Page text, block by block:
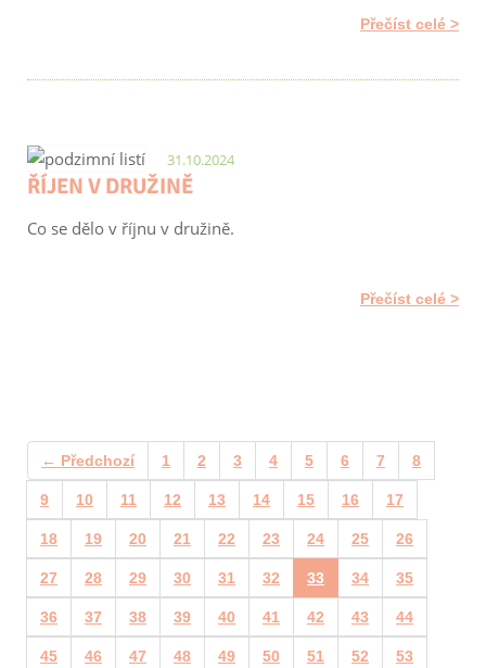
Přečíst celé
31.10.2024
ŘÍJEN V DRUŽINĚ
Co se dělo v říjnu v družině.
Přečíst celé
← Předchozí 1 2 3 4 5 6 7 8
9 10 11 12 13 14 15 16 17
18 19 20 21 22 23 24 25 26
27 28 29 30 31 32 33 34 35
36 37 38 39 40 41 42 43 44
45 46 47 48 49 50 51 52 53